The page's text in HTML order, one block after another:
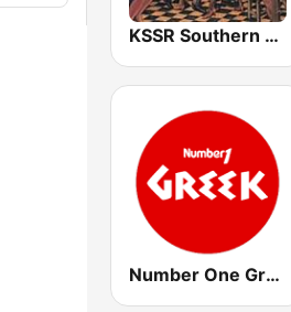
KSSR Southern Soul Radio
Number One Greek